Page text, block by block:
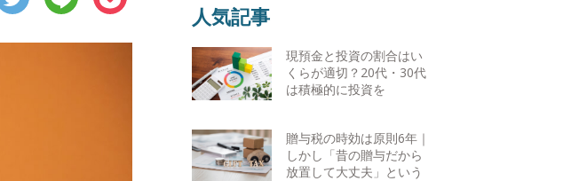
人気記事
現預金と投資の割合はい
くらが適切？20代・30代
は積極的に投資を
贈与税の時効は原則6年｜
しかし「昔の贈与だから
放置して大丈夫」という